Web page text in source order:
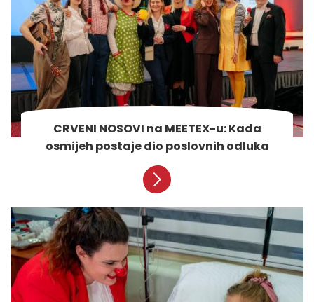
CRVENI NOSOVI na MEETEX-u: Kada
osmijeh postaje dio poslovnih odluka